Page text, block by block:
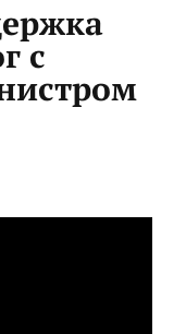
с